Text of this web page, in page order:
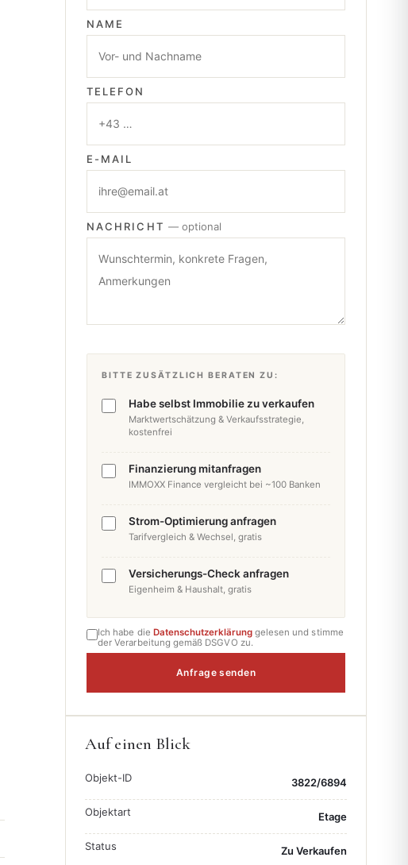
NAME
TELEFON
E-MAIL
NACHRICHT — optional
BITTE ZUSÄTZLICH BERATEN ZU:
Habe selbst Immobilie zu verkaufen
Marktwertschätzung & Verkaufsstrategie,
kostenfrei
Finanzierung mitanfragen
IMMOXX Finance vergleicht bei ~100 Banken
Strom-Optimierung anfragen
Tarifvergleich & Wechsel, gratis
Versicherungs-Check anfragen
Eigenheim & Haushalt, gratis
Ich habe die Datenschutzerklärunggelesen und stimme
der Verarbeitung gemäß DSGVO zu.
Anfrage senden
Auf einen Blick
Objekt-ID 3822/6894
Objektart Etage
Status Zu Verkaufen